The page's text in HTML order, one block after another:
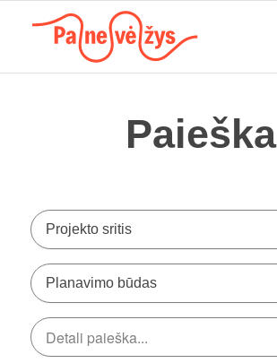
Paieška
Projekto sritis
Planavimo būdas